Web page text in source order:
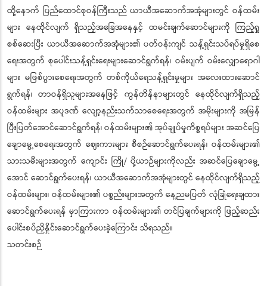
ထို့နောက် ပြည်ထောင်စုဝန်ကြီးသည် ယာယီအဆောက်အအုံများတွင် ဝန်ထမ်း
များ နေထိုင်လျက် ရှိသည့်အခြေအနေနှင့် ထမင်းချက်ဆောင်များကို ကြည့်ရှု
စစ်ဆေးပြီး ယာယီအဆောက်အအုံများ၏ ပတ်ဝန်းကျင် သန့်ရှင်းသပ်ရပ်မှုရှိစေ
ရေးအတွက် စုပေါင်းသန့်ရှင်းရေးများဆောင်ရွက်ရန်၊ ဝမ်းပျက် ဝမ်းလျှောရောဂါ
များ မဖြစ်ပွားစေရေးအတွက် တစ်ကိုယ်ရေသန့်ရှင်းမှုများ အလေးထားဆောင်
ရွက်ရန်၊ တာဝန်ရှိသူများအနေဖြင့် ကွန်တိန်နာများတွင် နေထိုင်လျက်ရှိသည့်
ဝန်ထမ်းများ အပူဒဏ် လျော့နည်းသက်သာစေရေးအတွက် အမိုးများကို အမြန်
ပြီးပြတ်အောင်ဆောင်ရွက်ရန်၊ ဝန်ထမ်းများ၏ အုပ်ချုပ်မှုကိစ္စရပ်များ အဆင်ပြေ
ချောမွေ့စေရေးအတွက် ဈေးကားများ စီစဉ်ဆောင်ရွက်ပေးရန်၊ ဝန်ထမ်းများ၏
သားသမီးများအတွက် ကျောင်း ကြို/ ပို့ယာဉ်များကိုလည်း အဆင်ပြေချောမွေ့
အောင် ဆောင်ရွက်ပေးရန်၊ ယာယီအဆောက်အအုံများတွင် နေထိုင်လျက်ရှိသည့်
ဝန်ထမ်းများ၊ ဝန်ထမ်းများ၏ ပစ္စည်းများအတွက် နေ့ညမပြတ် လုံခြုံရေးချထား
ဆောင်ရွက်ပေးရန် မှာကြားကာ ဝန်ထမ်းများ၏ တင်ပြချက်များကို ဖြည့်ဆည်း
ပေါင်းစပ်ညှိနှိုင်းဆောင်ရွက်ပေးခဲ့ကြောင်း သိရသည်။
သတင်းစဉ်